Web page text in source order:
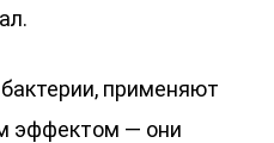
применяют
эффектом — они